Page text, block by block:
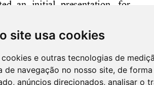
site usa cookies
e outras tecnologias de
de navegação no nosso site, de
anúncios direcionados, analisar o